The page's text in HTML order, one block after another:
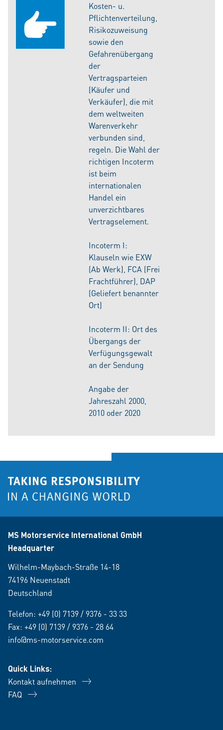
Kosten- u.
Pflichtenverteilung,
Risikozuweisung
sowie den
Gefahrenübergang
der
Vertragsparteien
(Käufer und
Verkäufer), die mit
dem weltweiten
Warenverkehr
verbunden sind,
regeln. Die Wahl der
richtigen Incoterm
ist beim
internationalen
Handel ein
unverzichtbares
Vertragselement.
Incoterm I:
Klauseln wie EXW
(Ab Werk), FCA (Frei
Frachtführer), DAP
(Geliefert benannter
Ort)
Incoterm II: Ort des
Übergangs der
Verfügungsgewalt
an der Sendung
Angabe der
Jahreszahl 2000,
2010 oder 2020
MS Motorservice International GmbH
Headquarter
Wilhelm-Maybach-Straße 14-18
74196 Neuenstadt
Deutschland
Telefon: +49 (0) 7139 / 9376 - 33 33
Fax: +49 (0) 7139 / 9376 - 28 64
info@ms-motorservice.com
Quick Links:
Kontakt aufnehmen
FAQ